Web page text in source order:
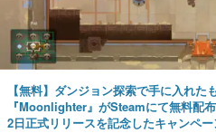
【無料】ダンジョン探索で手に入れ
『Moonlighter』がSteamにて無料配
2日正式リリースを記念したキャンペ